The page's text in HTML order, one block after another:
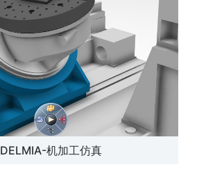
DELMIA-机加工仿真